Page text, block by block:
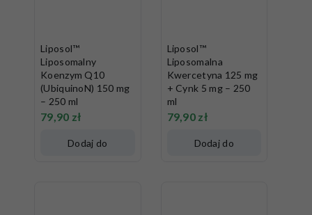
Liposol™
Liposomalny
Koenzym Q10
(UbiquinoN) 150 mg
– 250 ml
79,90 zł
Dodaj do
Liposol™
Liposomalna
Kwercetyna 125 mg
+ Cynk 5 mg – 250
ml
79,90 zł
Dodaj do